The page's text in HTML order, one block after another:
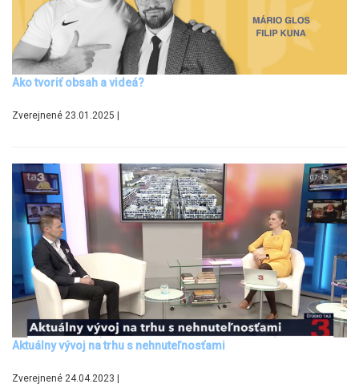
Ako tvoriť obsah a videá?
Zverejnené 23.01.2025 |
Aktuálny vývoj na trhu s nehnuteľnosťami
Zverejnené 24.04.2023 |